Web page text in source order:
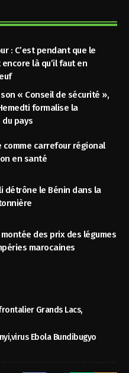
: C’est pendant que le
là qu’il faut en
« Conseil de sécurité »,
formalise la
pays
comme carrefour régional
en santé
détrône le Bénin dans la
des prix des légumes
marocaines
Grands Lacs
virus Ebola Bundibugyo